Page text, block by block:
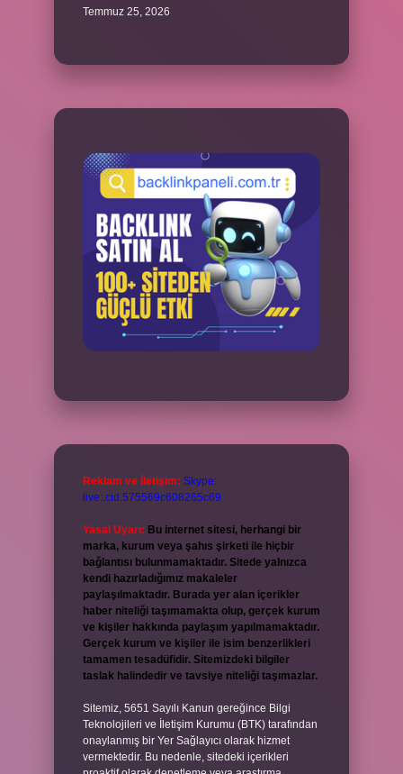
Temmuz 25, 2026
Reklam ve İletişim: Skype:
live:.cid.575569c608265c69
Yasal Uyarı: Bu internet sitesi, herhangi bir
marka, kurum veya şahıs şirketi ile hiçbir
bağlantısı bulunmamaktadır. Sitede yalnızca
kendi hazırladığımız makaleler
paylaşılmaktadır. Burada yer alan içerikler
haber niteliği taşımamakta olup, gerçek kurum
ve kişiler hakkında paylaşım yapılmamaktadır.
Gerçek kurum ve kişiler ile isim benzerlikleri
tamamen tesadüfidir. Sitemizdeki bilgiler
taslak halindedir ve tavsiye niteliği taşımazlar.
Sitemiz, 5651 Sayılı Kanun gereğince Bilgi
Teknolojileri ve İletişim Kurumu (BTK) tarafından
onaylanmış bir Yer Sağlayıcı olarak hizmet
vermektedir. Bu nedenle, sitedeki içerikleri